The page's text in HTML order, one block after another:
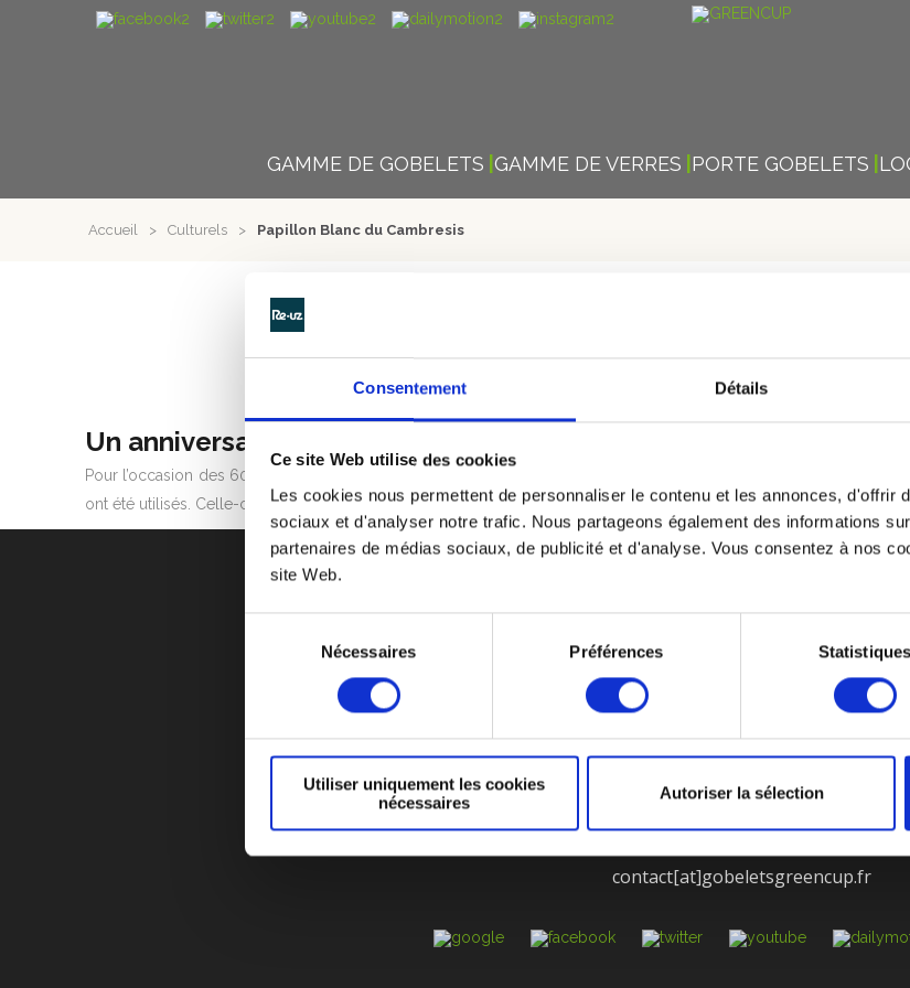
Consentement Détails
Ce site Web utilise des cookies
Les cookies nous permettent de personnaliser le contenu et les annonces, d'offrir
sociaux et d'analyser notre trafic. Nous partageons également des informations
partenaires de médias sociaux, de publicité et d'analyse. Vous consentez à nos
site Web.
consentement
Nécessaires Préférences Statistiques
Utiliser uniquement les cookies
nécessaires
Autoriser la sélection
GAMME DE GOBELETS GAMME DE VERRES PORTE GOBELETS
Accueil > Culturels > Papillon Blanc du Cambresis
Un anniversaire qui respect environnement !
Pour l’occasion des 60 ans du « Papillon Blanc du Cambresis » dans la ville de Cambrai, c’est plus de 5000
ont été utilisés. Celle-ci a souhaité respecter l’environnement en favorisant entre autres, la réduction des déchets
CYCLE DE VIE D’UN GOBELET RÉUTLISABLE UN SUIVI
F.A.Q
RECRUTEMENT MENTIONS LÉGALES
POLITIQUE SUR LE TRAITEMENT DES PLAINTES ET LA
ZI Molina La Chazotte, 4 Rue Gustave Eiffel, 42350
04 81 12 00 95
contact[at]gobeletsgreencup.fr